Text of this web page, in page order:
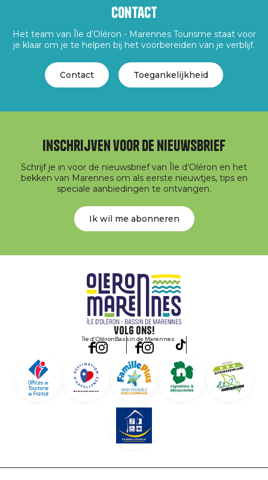
Contact
Het team van Île d’Oléron - Marennes Tourisme staat voor
je klaar om je te helpen bij het voorbereiden van je verblijf.
Contact Toegankelijkheid
Inschrijven voor de nieuwsbrief
Schrijf je in voor de nieuwsbrief van Île d’Oléron en het
bekken van Marennes om als eerste nieuwtjes, tips en
speciale aanbiedingen te ontvangen.
Ik wil me abonneren
Volg ons!
Île d'OléronBassin de Marennes